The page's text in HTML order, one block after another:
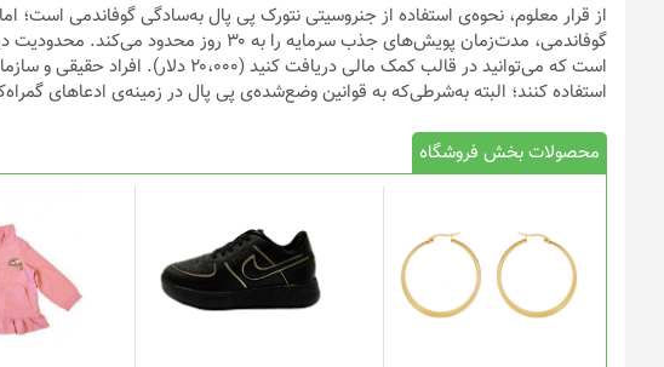
از قرار معلوم، نحوه‌ی استفاده از جنروسیتی نتورک پی پال به‌سادگی گوفاندمی است؛
گوفاندمی، مدت‌زمان پویش‌های جذب سرمایه را
است که می‌توانید در قالب کمک مالی دریافت
استفاده کنند؛ البته به‌شرطی‌که به قوانین وضع‌شده‌ی پی پال در زمینه‌ی ادعاهای
محصولات بخش فروشگاه
محصول
دارای
انواع
مختلفی